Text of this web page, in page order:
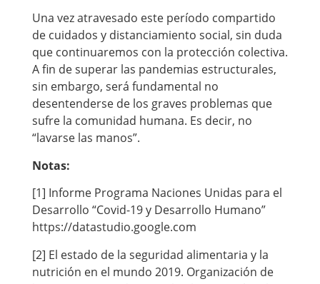
Una vez atravesado este período compartido
de cuidados y distanciamiento social, sin duda
que continuaremos con la protección colectiva.
A fin de superar las pandemias estructurales,
sin embargo, será fundamental no
desentenderse de los graves problemas que
sufre la comunidad humana. Es decir, no
“lavarse las manos”.
Notas:
[1] Informe Programa Naciones Unidas para el
Desarrollo “Covid-19 y Desarrollo Humano”
https://datastudio.google.com
[2] El estado de la seguridad alimentaria y la
nutrición en el mundo 2019. Organización de